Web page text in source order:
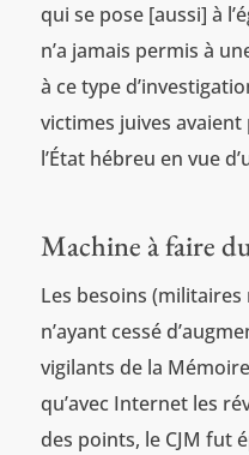
qui se pose [aussi] à
n’a jamais permis à
à ce type
victimes juives
l’État hébreu en vue
Machine à faire
Les besoins
n’ayant cessé
vigilants de la
qu’avec Internet les
des points, le CJM fut